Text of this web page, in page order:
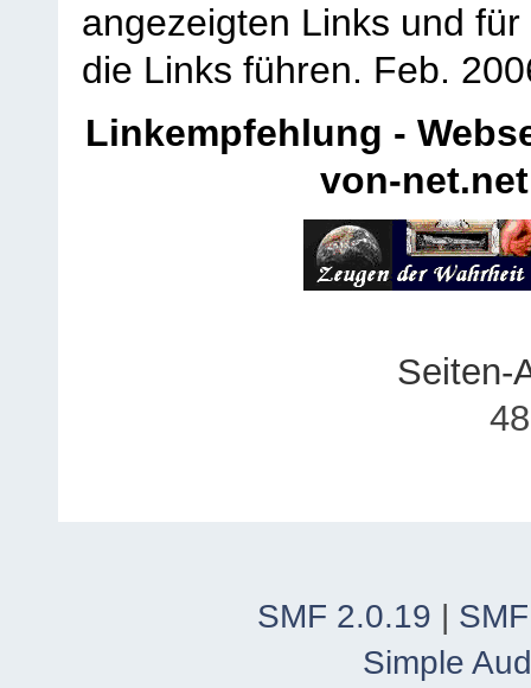
angezeigten Links und
die Links führen. Feb.
Linkempfehlung -
von-net.net
Seiten-
SMF 2.0.19 |
Simple